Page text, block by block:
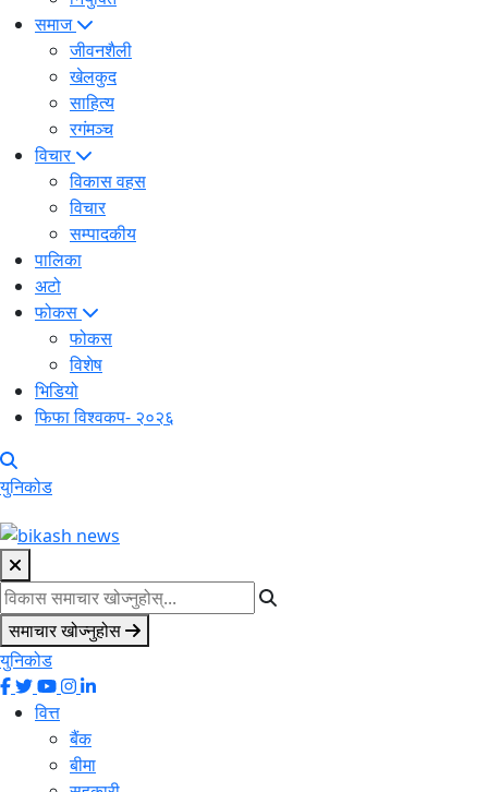
समाज
जीवनशैली
खेलकुद
साहित्य
रगंमञ्च
विचार
विकास वहस
विचार
सम्पादकीय
पालिका
अटो
फोकस
फोकस
विशेष
भिडियो
फिफा विश्वकप- २०२६
युनिकोड
समाचार खोज्नुहोस
युनिकोड
वित्त
बैंक
बीमा